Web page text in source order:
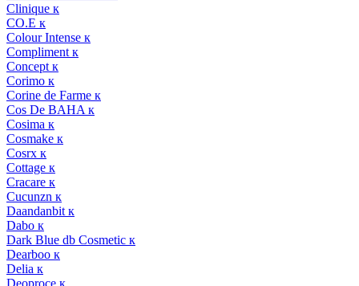
Clinique к
CO.E к
Colour Intense к
Compliment к
Concept к
Corimo к
Corine de Farme к
Cos De BAHA к
Cosima к
Cosmake к
Cosrx к
Cottage к
Cracare к
Cucunzn к
Daandanbit к
Dabo к
Dark Blue db Cosmetic к
Dearboo к
Delia к
Deoproce к